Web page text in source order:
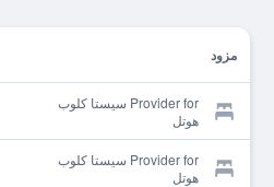
مزود
Provider for سيستا كلوب
هوتل
Provider for سيستا كلوب
هوتل